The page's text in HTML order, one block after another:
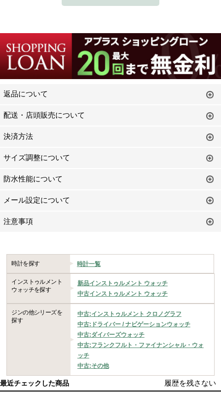
返品について
配送・店頭販売について
決済方法
サイズ調整について
防水性能について
メール設定について
注意事項
時計を探す 時計一覧
インストゥルメント
ウォッチを探す
新品インストゥルメント ウォッチ
中古インストゥルメント ウォッチ
ジンの他シリーズを
探す
中古:インストゥルメント クロノグラフ
中古:ドライバー / ナビゲーションウォッチ
中古:ダイバーズウォッチ
中古:フランクフルト・ファイナンシャル・ウォ
ッチ
中古:その他
最近チェックした商品 履歴を残さない